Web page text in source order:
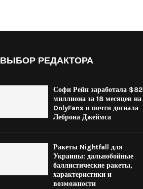
ВЫБОР РЕДАКТОРА
Софи Рейн заработала $82
миллиона за 18 месяцев на
OnlyFans и почти догнала
Леброна Джеймса
Ракеты Nightfall для
Украины: дальнобойные
баллистические ракеты,
характеристики и
возможности